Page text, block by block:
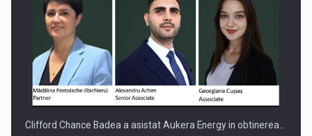
Clifford Chance Badea a asistat Aukera Energy in obtinerea…